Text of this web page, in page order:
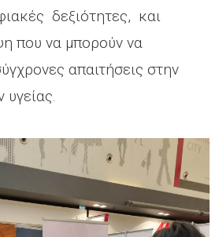
δεξιότητες, και
που να μπορούν να
απαιτήσεις στην